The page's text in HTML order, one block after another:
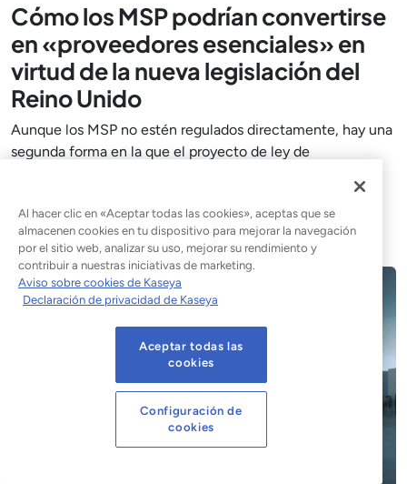
Cómo los MSP podrían convertirse
en «proveedores esenciales» en
virtud de la nueva legislación del
Reino Unido
Aunque los MSP no estén regulados directamente, hay una
segunda forma en la que el proyecto de ley de
Leer la entrada del blog
Al hacer clic en «Aceptar todas las cookies», aceptas que se
almacenen cookies en tu dispositivo para mejorar la navegación
por el sitio web, analizar su uso, mejorar su rendimiento y
contribuir a nuestras iniciativas de marketing.
Aviso sobre cookies de Kaseya
Declaración de privacidad de Kaseya
Aceptar todas las
cookies
Configuración de
cookies